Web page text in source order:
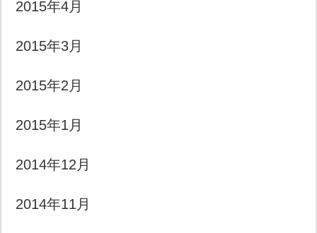
2015年4月
2015年3月
2015年2月
2015年1月
2014年12月
2014年11月